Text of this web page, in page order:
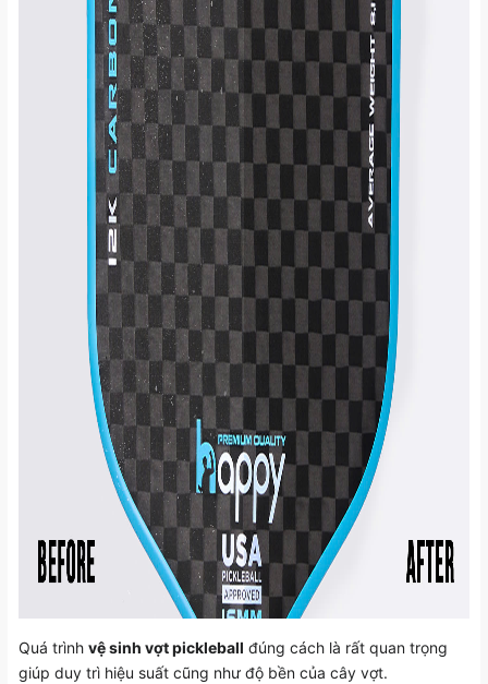
Quá trình vệ sinh vợt pickleball đúng cách là rất quan trọng
giúp duy trì hiệu suất cũng như độ bền của cây vợt.